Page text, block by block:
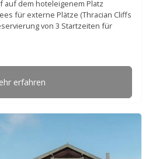
auf dem hoteleigenem Platz
für externe Plätze (Thracian Cliffs
von 3 Startzeiten für
erfahren